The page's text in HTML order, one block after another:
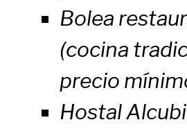
Bolea
(cocina
precio
Hostal